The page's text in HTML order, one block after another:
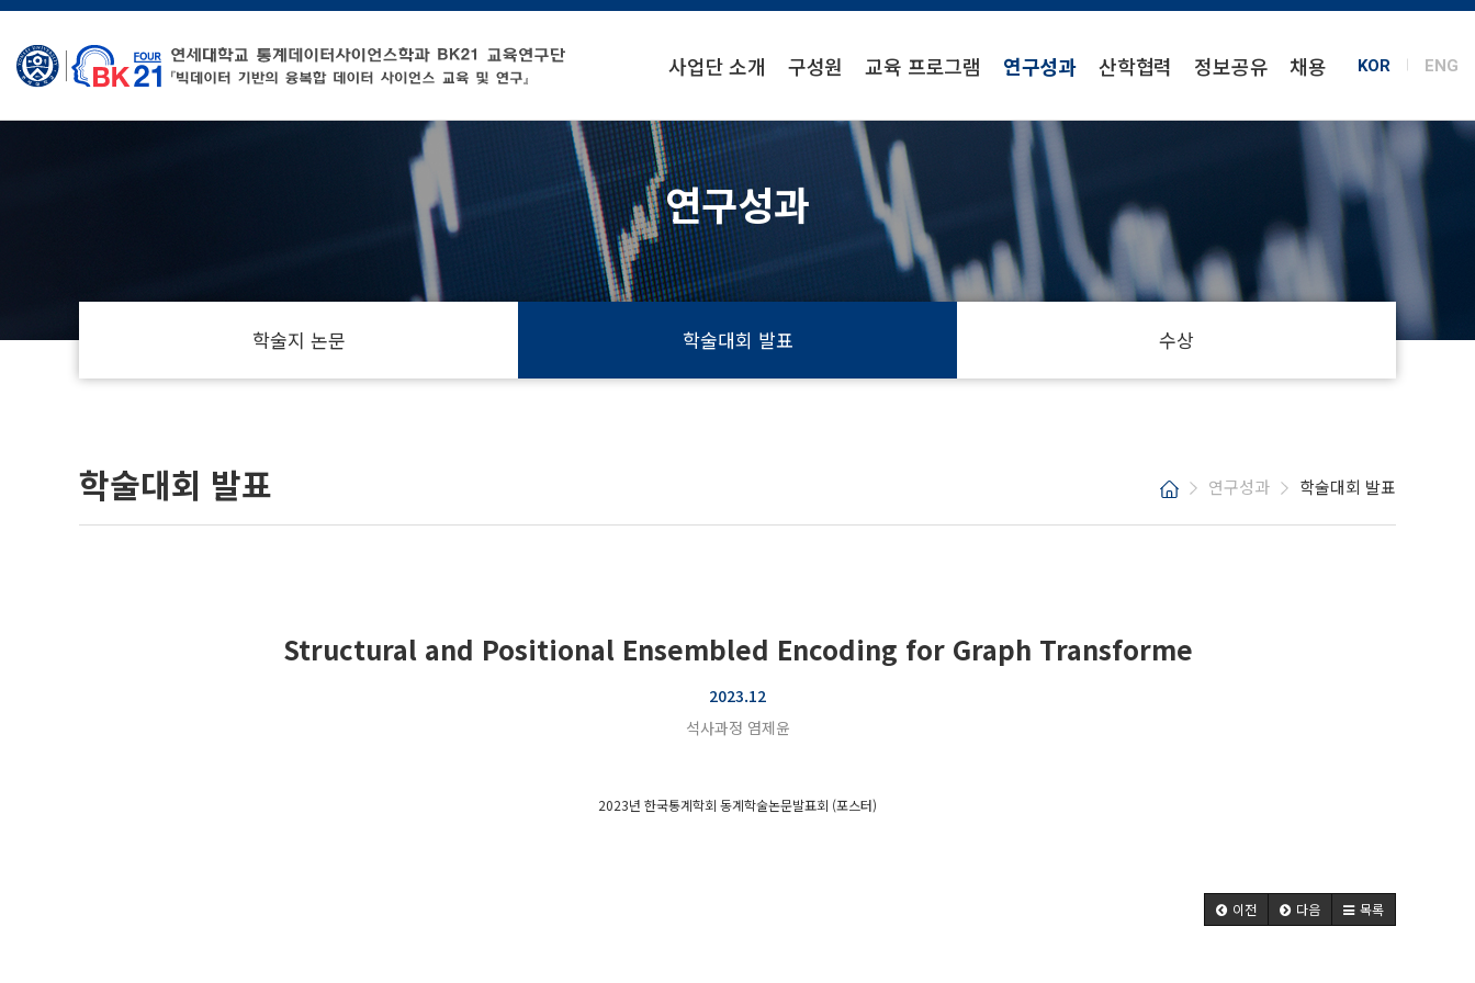
사업단 소개 구성원 교육 프로그램 연구성과 산학협력 정보공유 채용 KOR ENG
연구성과
학술지 논문 학술대회 발표 수상
학술대회 발표 연구성과 학술대회 발표
Structural and Positional Ensembled Encoding for Graph Transforme
2023.12
석사과정 염제윤
2023년 한국통계학회 동계학술논문발표회 (포스터)
이전 다음 목록